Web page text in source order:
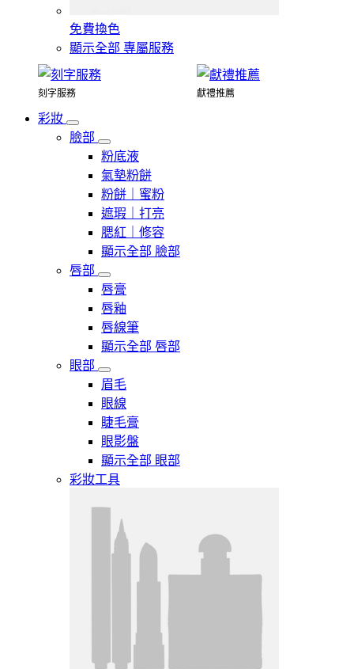
免費換色
顯示全部 專屬服務
刻字服務 獻禮推薦
彩妝
臉部
粉底液
氣墊粉餅
粉餅｜蜜粉
遮瑕｜打亮
腮紅｜修容
顯示全部 臉部
唇部
唇膏
唇釉
唇線筆
顯示全部 唇部
眼部
眉毛
眼線
睫毛膏
眼影盤
顯示全部 眼部
彩妝工具